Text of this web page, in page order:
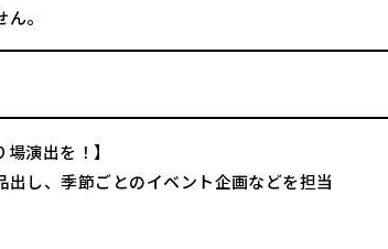
。
演出を！】
し、季節ごとのイベント企画などを担当